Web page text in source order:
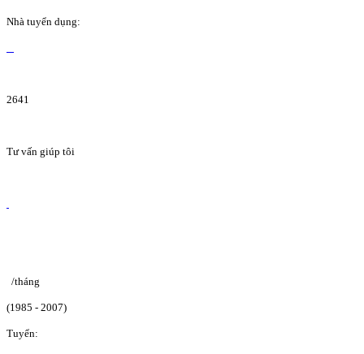
Nhà tuyển dụng:
2641
Tư vấn giúp tôi
/tháng
(1985 - 2007)
Tuyển: